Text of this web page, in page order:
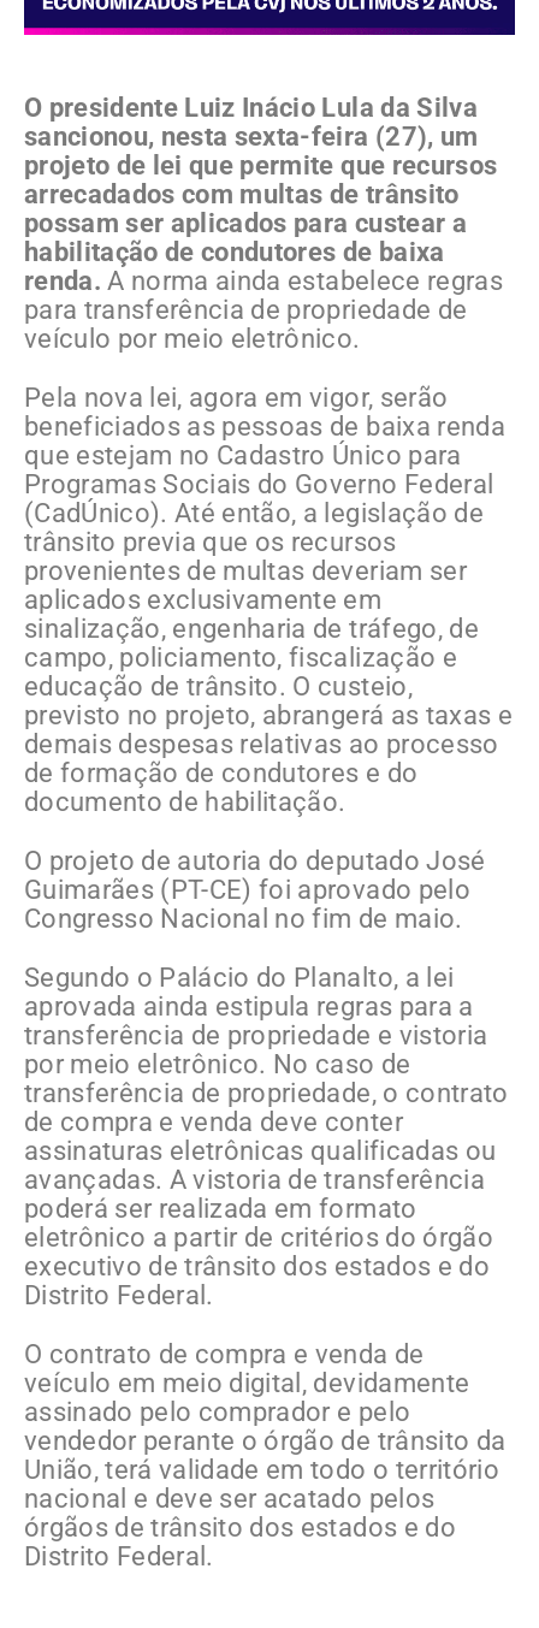
O presidente Luiz Inácio Lula da Silva
sancionou, nesta sexta-feira (27), um
projeto de lei que permite que recursos
arrecadados com multas de trânsito
possam ser aplicados para custear a
habilitação de condutores de baixa
renda. A norma ainda estabelece regras
para transferência de propriedade de
veículo por meio eletrônico.
Pela nova lei, agora em vigor, serão
beneficiados as pessoas de baixa renda
que estejam no Cadastro Único para
Programas Sociais do Governo Federal
(CadÚnico). Até então, a legislação de
trânsito previa que os recursos
provenientes de multas deveriam ser
aplicados exclusivamente em
sinalização, engenharia de tráfego, de
campo, policiamento, fiscalização e
educação de trânsito. O custeio,
previsto no projeto, abrangerá as taxas e
demais despesas relativas ao processo
de formação de condutores e do
documento de habilitação.
O projeto de autoria do deputado José
Guimarães (PT-CE) foi aprovado pelo
Congresso Nacional no fim de maio.
Segundo o Palácio do Planalto, a lei
aprovada ainda estipula regras para a
transferência de propriedade e vistoria
por meio eletrônico. No caso de
transferência de propriedade, o contrato
de compra e venda deve conter
assinaturas eletrônicas qualificadas ou
avançadas. A vistoria de transferência
poderá ser realizada em formato
eletrônico a partir de critérios do órgão
executivo de trânsito dos estados e do
Distrito Federal.
O contrato de compra e venda de
veículo em meio digital, devidamente
assinado pelo comprador e pelo
vendedor perante o órgão de trânsito da
União, terá validade em todo o território
nacional e deve ser acatado pelos
órgãos de trânsito dos estados e do
Distrito Federal.